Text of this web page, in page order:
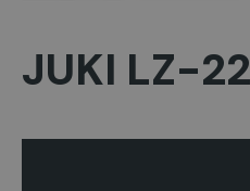
JUKI LZ-